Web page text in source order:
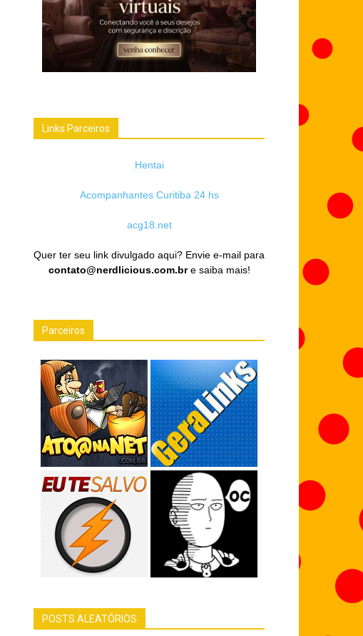
Links Parceiros
Hentai
Acompanhantes Curitiba 24 hs
acg18.net
Quer ter seu link divulgado aqui? Envie e-mail para
contato@nerdlicious.com.bre saiba mais!
Parceiros
POSTS ALEATÓRIOS